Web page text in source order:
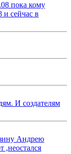
пока кому
и сейчас в
И создателям
Андрею
,неостался